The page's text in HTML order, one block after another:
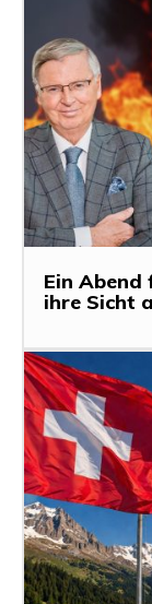
Ein
ihre Sicht